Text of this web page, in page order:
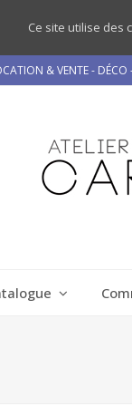
& VENTE -
Ce site utilise des